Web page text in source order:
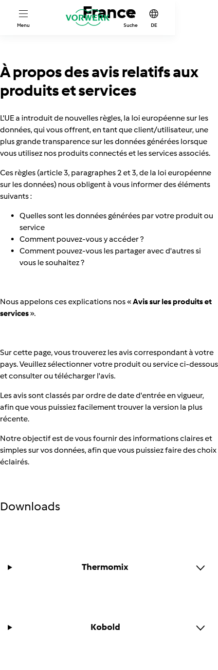
Menu Suche DE
France
À propos des avis relatifs aux
produits et services
L'UE a introduit de nouvelles règles, la loi européenne sur les
données, qui vous offrent, en tant que client/utilisateur, une
plus grande transparence sur les données générées lorsque
vous utilisez nos produits connectés et les services associés.
Ces règles (article 3, paragraphes 2 et 3, de la loi européenne
sur les données) nous obligent à vous informer des éléments
suivants :
Quelles sont les données générées par votre produit ou
service
Comment pouvez-vous y accéder ?
Comment pouvez-vous les partager avec d'autres si
vous le souhaitez ?
Nous appelons ces explications nos «Avis sur les produits et
services».
Sur cette page, vous trouverez les avis correspondant à votre
pays. Veuillez sélectionner votre produit ou service ci-dessous
et consulter ou télécharger l'avis.
Les avis sont classés par ordre de date d'entrée en vigueur,
afin que vous puissiez facilement trouver la version la plus
récente.
Notre objectif est de vous fournir des informations claires et
simples sur vos données, afin que vous puissiez faire des choix
éclairés.
Downloads
Thermomix
Kobold